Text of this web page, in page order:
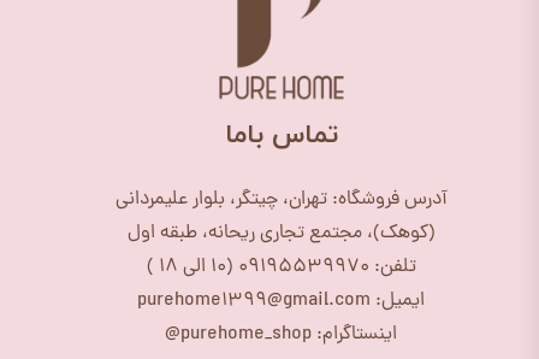
​تماس باما
آدرس فروشگاه: تهران، چیتگر، بلوار علیمردانی
(کوهک)، مجتمع تجاری ریحانه، طبقه اول
تلفن: 09195539970 (10 الی 18 )
ایمیل: purehome1399@gmail.com
اینستاگرام: purehome_shop@